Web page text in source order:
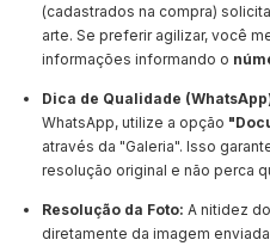
(cadastrados na compra)
arte. Se preferir agilizar, você
informações informando o
Dica de Qualidade
WhatsApp, utilize a opção
através da "Galeria". Isso
resolução original e não perca
Resolução da Foto: A nitidez
diretamente da imagem